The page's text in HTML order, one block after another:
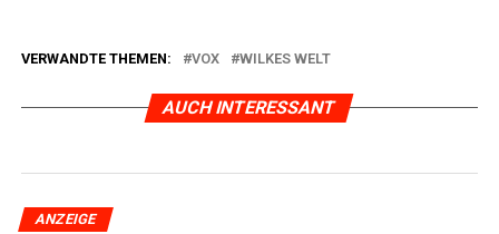
VERWANDTE THEMEN: VOX WILKES WELT
AUCH INTERESSANT
ANZEIGE